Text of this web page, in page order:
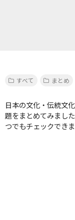
すべて
まとめ
日本の文化・伝統文
題をまとめてみまし
つでもチェックできま